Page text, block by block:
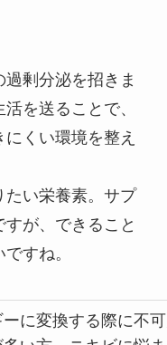
剰分泌を招きま
を送ることで、
くい環境を整え
たい栄養素。サプ
が、できること
すね。
に変換する際に不